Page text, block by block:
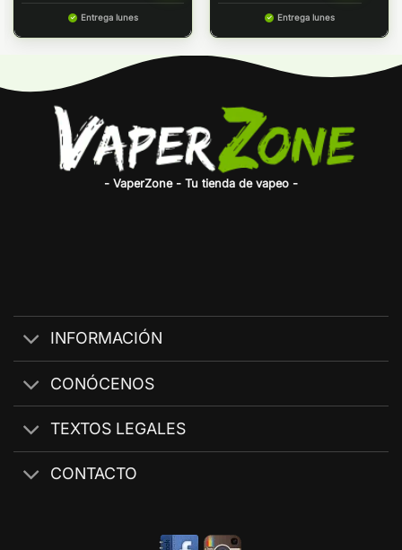
Entrega lunes Entrega lunes
- VaperZone - Tu tienda de vapeo -
INFORMACIÓN
CONÓCENOS
TEXTOS LEGALES
CONTACTO